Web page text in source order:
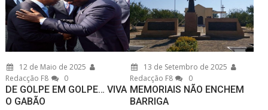
12 de Maio de 2025
Redacção F8
0
DE GOLPE EM GOLPE… VIVA
O GABÃO
13 de Setembro de 2025
Redacção F8
0
MEMORIAIS NÃO ENCHEM
BARRIGA